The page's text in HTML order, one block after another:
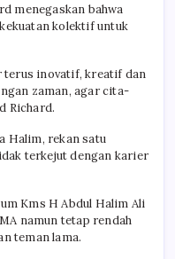
menegaskan bahwa
kolektif untuk
terus inovatif, kreatif dan
zaman, agar cita-
Richard.
Halim, rekan satu
terkejut dengan karier
Kms H Abdul Halim Ali
namun tetap rendah
teman lama.